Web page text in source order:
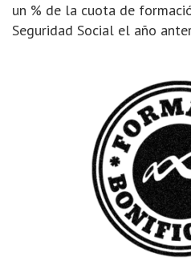
un % de la cuota de
Seguridad Social el año